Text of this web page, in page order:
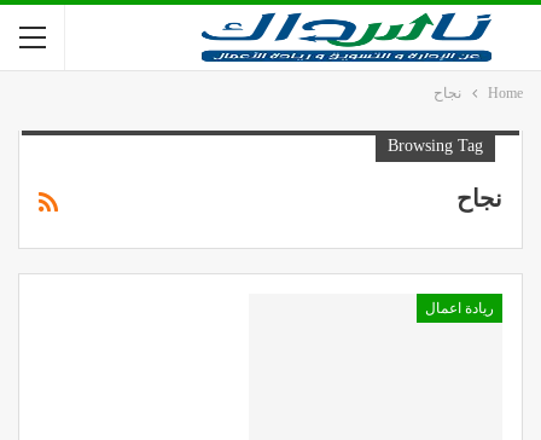
Home نجاح
Browsing Tag
نجاح
ريادة اعمال